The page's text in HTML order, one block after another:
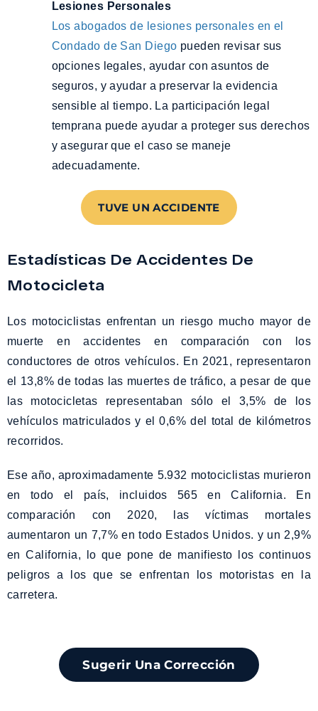
Lesiones Personales
Los abogados de lesiones personales en el
Condado de San Diego pueden revisar sus
opciones legales, ayudar con asuntos de
seguros, y ayudar a preservar la evidencia
sensible al tiempo. La participación legal
temprana puede ayudar a proteger sus derechos
y asegurar que el caso se maneje
adecuadamente.
TUVE UN ACCIDENTE
Estadísticas De Accidentes De
Motocicleta
Los motociclistas enfrentan un riesgo mucho mayor de
muerte en accidentes en comparación con los
conductores de otros vehículos. En 2021, representaron
el 13,8% de todas las muertes de tráfico, a pesar de que
las motocicletas representaban sólo el 3,5% de los
vehículos matriculados y el 0,6% del total de kilómetros
recorridos.
Ese año, aproximadamente 5.932 motociclistas murieron
en todo el país, incluidos 565 en California. En
comparación con 2020, las víctimas mortales
aumentaron un 7,7% en todo Estados Unidos. y un 2,9%
en California, lo que pone de manifiesto los continuos
peligros a los que se enfrentan los motoristas en la
carretera.
Sugerir Una Corrección